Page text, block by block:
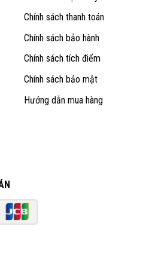
Chính sách thanh toán
Chính sách bảo hành
Chính sách tích điểm
Chính sách bảo mật
Hướng dẫn mua hàng